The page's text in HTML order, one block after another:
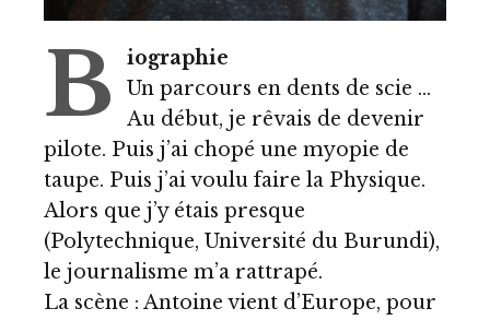
B
iographie
Un parcours en dents de scie …
Au début, je rêvais de devenir
pilote. Puis j’ai chopé une myopie de
taupe. Puis j’ai voulu faire la Physique.
Alors que j’y étais presque
(Polytechnique, Université du Burundi),
le journalisme m’a rattrapé.
La scène : Antoine vient d’Europe, pour